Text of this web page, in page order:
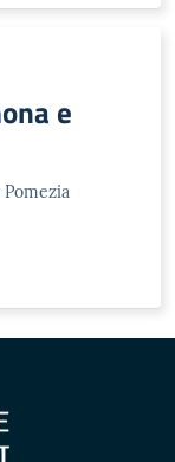
e
Pomezia